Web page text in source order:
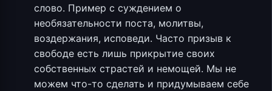
слово. Пример с суждением о
необязательности поста, молитвы,
воздержания, исповеди. Часто призыв к
свободе есть лишь прикрытие своих
собственных страстей и немощей. Мы не
можем что-то сделать и придумываем себе